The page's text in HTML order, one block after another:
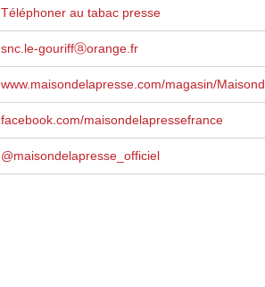
Téléphoner au tabac presse
snc.le-gouriffⓐorange.fr
www.maisondelapresse.com/magasin/
facebook.com/maisondelapressefrance
@maisondelapresse_officiel